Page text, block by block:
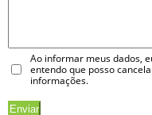
Ao informar meus dados,
entendo que posso
informações.